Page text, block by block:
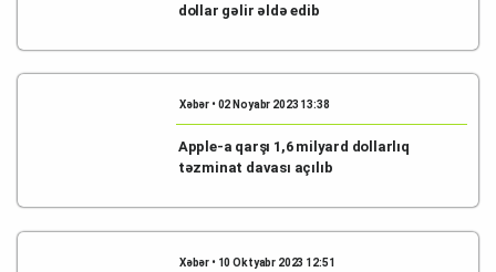
dollar gəlir əldə edib
Xəbər • 02 Noyabr 2023 13:38
Apple-a qarşı 1,6 milyard dollarlıq
təzminat davası açılıb
Xəbər • 10 Oktyabr 2023 12:51